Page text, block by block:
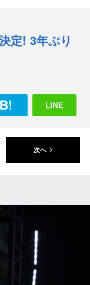
e
定! 3年ぶり
次へ